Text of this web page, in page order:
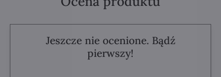
Jeszcze nie ocenione. Bądź
pierwszy!